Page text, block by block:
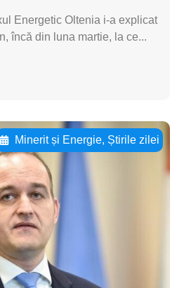
Energetic Oltenia i-a explicat
încă din luna martie, la ce...
Minerit și Energie, Știrile zilei
textul pentru
aici
aici
aici